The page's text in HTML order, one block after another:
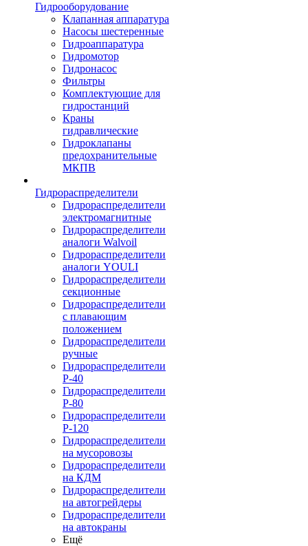
Гидрооборудование
Клапанная аппаратура
Насосы шестеренные
Гидроаппаратура
Гидромотор
Гидронасос
Фильтры
Комплектующие для
гидростанций
Краны
гидравлические
Гидроклапаны
предохранительные
МКПВ
Гидрораспределители
Гидрораспределители
электромагнитные
Гидрораспределители
аналоги Walvoil
Гидрораспределители
аналоги YOULI
Гидрораспределители
секционные
Гидрораспределители
с плавающим
положением
Гидрораспределители
ручные
Гидрораспределители
Р-40
Гидрораспределители
Р-80
Гидрораспределители
Р-120
Гидрораспределители
на мусоровозы
Гидрораспределители
на КДМ
Гидрораспределители
на автогрейдеры
Гидрораспределители
на автокраны
Ещё